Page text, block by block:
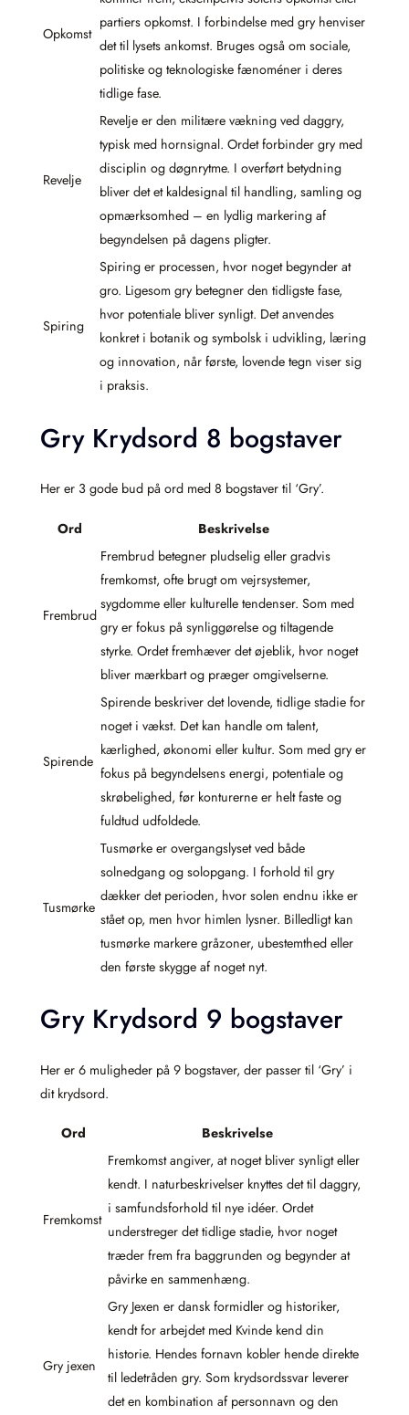
Opkomst
partiers opkomst. I forbindelse med gry henviser
det til lysets ankomst. Bruges også om sociale,
politiske og teknologiske fænoméner i deres
tidlige fase.
Revelje
Revelje er den militære vækning ved daggry,
typisk med hornsignal. Ordet forbinder gry med
disciplin og døgnrytme. I overført betydning
bliver det et kaldesignal til handling, samling og
opmærksomhed – en lydlig markering af
begyndelsen på dagens pligter.
Spiring
Spiring er processen, hvor noget begynder at
gro. Ligesom gry betegner den tidligste fase,
hvor potentiale bliver synligt. Det anvendes
konkret i botanik og symbolsk i udvikling, læring
og innovation, når første, lovende tegn viser sig
i praksis.
Gry Krydsord 8 bogstaver
Her er 3 gode bud på ord med 8 bogstaver til ‘Gry’.
Ord Beskrivelse
Frembrud
Frembrud betegner pludselig eller gradvis
fremkomst, ofte brugt om vejrsystemer,
sygdomme eller kulturelle tendenser. Som med
gry er fokus på synliggørelse og tiltagende
styrke. Ordet fremhæver det øjeblik, hvor noget
bliver mærkbart og præger omgivelserne.
Spirende
Spirende beskriver det lovende, tidlige stadie for
noget i vækst. Det kan handle om talent,
kærlighed, økonomi eller kultur. Som med gry er
fokus på begyndelsens energi, potentiale og
skrøbelighed, før konturerne er helt faste og
fuldtud udfoldede.
Tusmørke
Tusmørke er overgangslyset ved både
solnedgang og solopgang. I forhold til gry
dækker det perioden, hvor solen endnu ikke er
stået op, men hvor himlen lysner. Billedligt kan
tusmørke markere gråzoner, ubestemthed eller
den første skygge af noget nyt.
Gry Krydsord 9 bogstaver
Her er 6 muligheder på 9 bogstaver, der passer til ‘Gry’ i
dit krydsord.
Ord Beskrivelse
Fremkomst
Fremkomst angiver, at noget bliver synligt eller
kendt. I naturbeskrivelser knyttes det til daggry,
i samfundsforhold til nye idéer. Ordet
understreger det tidlige stadie, hvor noget
træder frem fra baggrunden og begynder at
påvirke en sammenhæng.
Gry jexen
Gry Jexen er dansk formidler og historiker,
kendt for arbejdet med Kvinde kend din
historie. Hendes fornavn kobler hende direkte
til ledetråden gry. Som krydsordssvar leverer
det en kombination af personnavn og den